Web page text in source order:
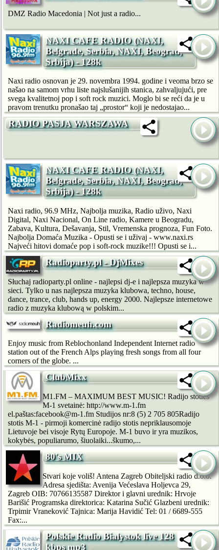
DMZ Radio Macedonia | Not just a radio...
NAXI CAFE RADIO (NAXI,
Belgrade, Serbia, NAXI, Beograd,
Srbija) - 128k
Naxi radio osnovan je 29. novembra 1994. godine i veoma brzo se
našao na samom vrhu liste najslušanijih stanica, zahvaljujući, pre
svega kvalitetnoj pop i soft rock muzici. Moglo bi se reći da je u
pravom trenutku pronašao taj „prostor“ koji je nedostajao...
RADIO PASJA WARSZAWA
NAXI CAFE RADIO (NAXI,
Belgrade, Serbia, NAXI, Beograd,
Srbija) - 128k
Naxi radio, 96.9 MHz, Najbolja muzika, Radio uživo, Naxi
Digital, Naxi Nacional, On Line radio, Kamere u Beogradu,
Zabava, Kultura, Dešavanja, Stil, Vremenska prognoza, Fun Foto.
Najbolja Domaća Muzika - Opusti se i uživaj - www.naxi.rs
Najveći hitovi domaće pop i soft-rock muzike!!! Opusti se i...
Radioparty.pl - DjMixes
Słuchaj radioparty.pl online - najlepsi dj-e i najlepsza muzyka w
sieci. Tylko u nas najlepsza muzyka klubowa, techno, house,
dance, trance, club, hands up, energy 2000. Najlepsze internetowe
radio z muzyka klubową w polskim...
Radiomeuh.com
Enjoy music from Reblochonland Independent Internet radio
station out of the French Alps playing fresh songs from all four
corners of the globe. ...
ClubMixx
M1.FM – MAXIMUM BEST MUSIC! Radijo stoties
M-1 svetainė: http://www.m-1.fm
el.paštas:facebook@m-1.fm Studijos nr:8 (5) 2 705 805Radijo
stotis M-1 - pirmoji komercinė radijo stotis nepriklausomoje
Lietuvoje bei visoje Rytų Europoje. M-1 buvo ir yra muzikos,
kokybės, populiarumo, šiuolaiki...škumo,...
80's MIX
Stvari koje voliš! Antena Zagreb Obiteljski radio d.o.o.
Adresa sjedišta: Avenija Većeslava Holjevca 29,
Zagreb OIB: 70766135587 Direktor i glavni urednik: Hrvoje
Barišić Programska direktorica: Katarina Sučić Glazbeni urednik:
Trpimir Vraneković Tajnica: Marija Havidić Tel: 01 / 6689-555
Fax:...
Polskie Radio Bialystok live 128
kbps mp3